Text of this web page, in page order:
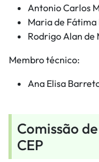
Antonio Carlos
Maria de Fátima
Rodrigo Alan de
Membro técnico:
Ana Elisa
Comissão
CEP